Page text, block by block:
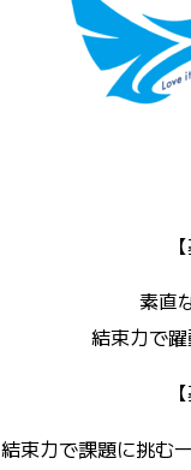
素直
結束力で
結束力で課題に挑む